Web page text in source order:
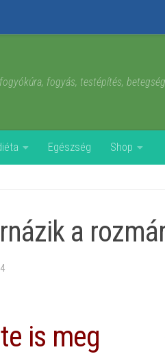
fogyás, testépítés,
Egészség
Shop
a
is meg